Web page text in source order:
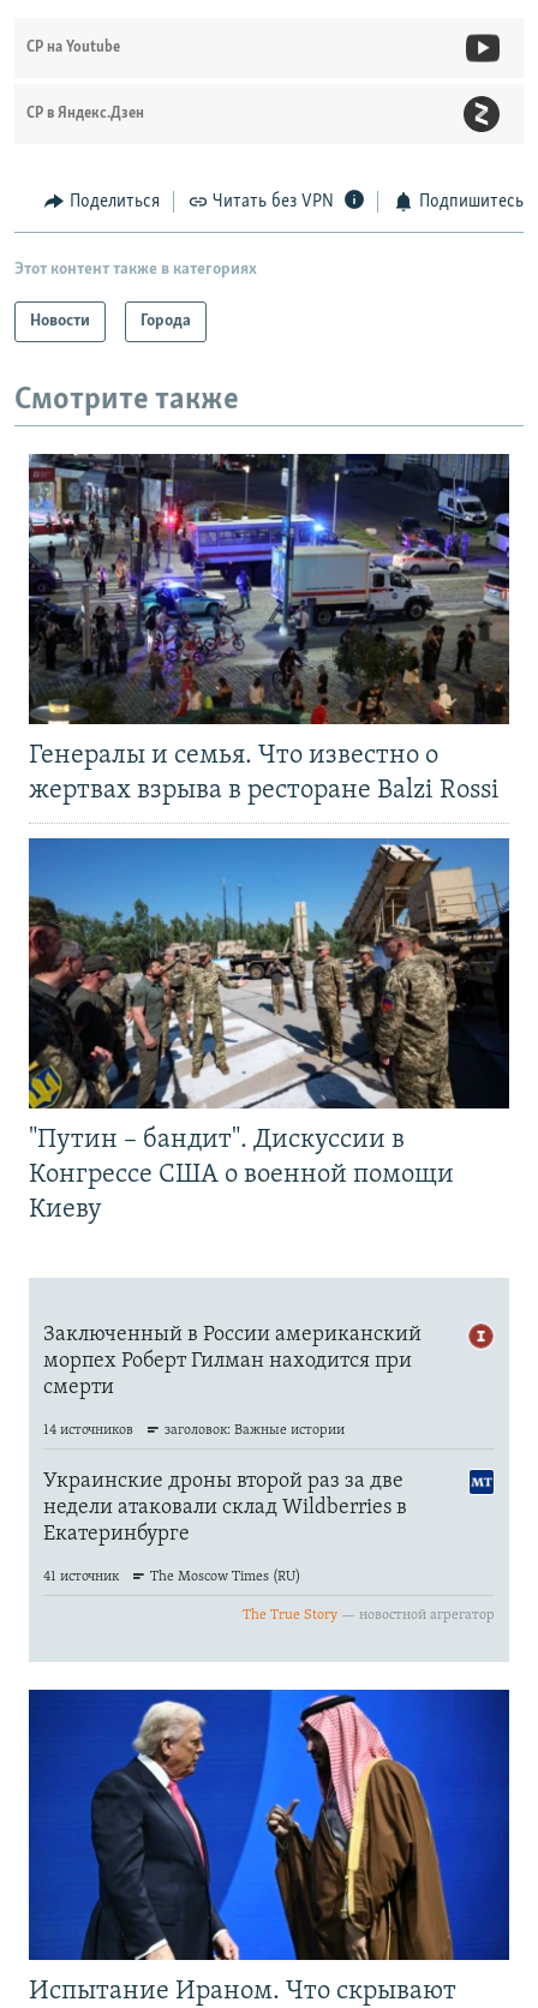
СР на Youtube
СР в Яндекс.Дзен
Поделиться Читать без VPN Подпишитесь
Этот контент также в категориях
Новости Города
Смотрите также
Генералы и семья. Что известно о
жертвах взрыва в ресторане Balzi Rossi
"Путин – бандит". Дискуссии в
Конгрессе США о военной помощи
Киеву
Испытание Ираном. Что скрывают